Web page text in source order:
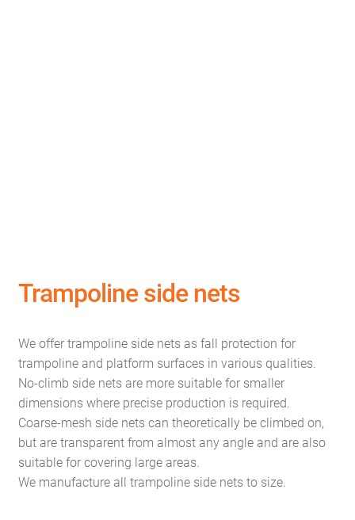
Trampoline side nets
We offer trampoline side nets as fall protection for
trampoline and platform surfaces in various qualities.
No-climb side nets are more suitable for smaller
dimensions where precise production is required.
Coarse-mesh side nets can theoretically be climbed on,
but are transparent from almost any angle and are also
suitable for covering large areas.
We manufacture all trampoline side nets to size.